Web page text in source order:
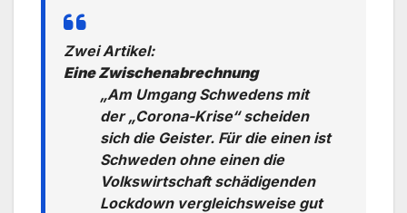
Zwei Artikel:
Eine Zwischenabrechnung
„Am Umgang Schwedens mit
der „Corona-Krise“ scheiden
sich die Geister. Für die einen ist
Schweden ohne einen die
Volkswirtschaft schädigenden
Lockdown vergleichsweise gut